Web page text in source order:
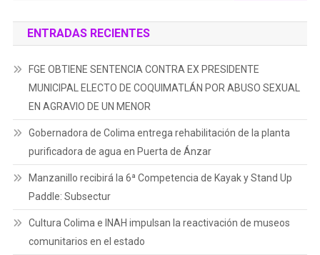
ENTRADAS RECIENTES
FGE OBTIENE SENTENCIA CONTRA EX PRESIDENTE
MUNICIPAL ELECTO DE COQUIMATLÁN POR ABUSO SEXUAL
EN AGRAVIO DE UN MENOR
Gobernadora de Colima entrega rehabilitación de la planta
purificadora de agua en Puerta de Ánzar
Manzanillo recibirá la 6ª Competencia de Kayak y Stand Up
Paddle: Subsectur
Cultura Colima e INAH impulsan la reactivación de museos
comunitarios en el estado